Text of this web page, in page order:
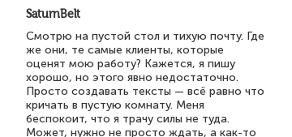
SaturnBelt
Смотрю на пустой стол и тихую почту. Где
же они, те самые клиенты, которые
оценят мою работу? Кажется, я пишу
хорошо, но этого явно недостаточно.
Просто создавать тексты — всё равно что
кричать в пустую комнату. Меня
беспокоит, что я трачу силы не туда.
Может, нужно не просто ждать, а как-то